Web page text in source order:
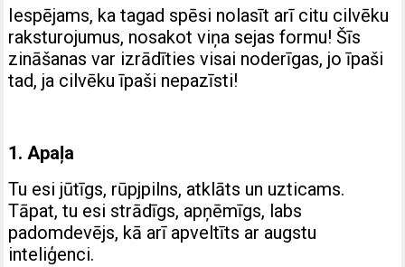
Iespējams, ka tagad spēsi nolasīt arī citu cilvēku
raksturojumus, nosakot viņa sejas formu! Šīs
zināšanas var izrādīties visai noderīgas, jo īpaši
tad, ja cilvēku īpaši nepazīsti!
1. Apaļa
Tu esi jūtīgs, rūpjpilns, atklāts un uzticams.
Tāpat, tu esi strādīgs, apņēmīgs, labs
padomdevējs, kā arī apveltīts ar augstu
inteliģenci.